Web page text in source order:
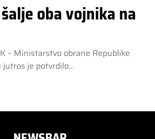
oba vojnika na
– Ministarstvo obrane Republike
jutros je potvrdilo…